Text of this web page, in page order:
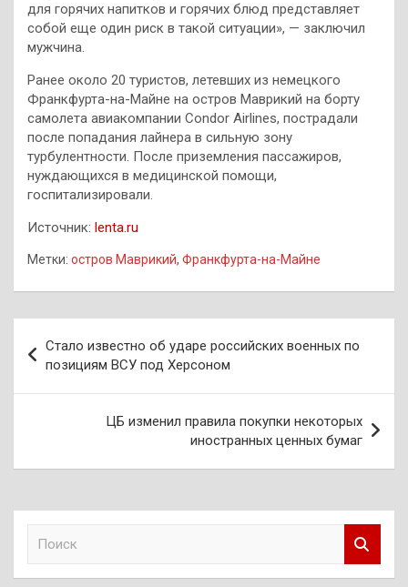
для горячих напитков и горячих блюд представляет
собой еще один риск в такой ситуации», — заключил
мужчина.
Ранее около 20 туристов, летевших из немецкого
Франкфурта-на-Майне на остров Маврикий на борту
самолета авиакомпании Condor Airlines, пострадали
после попадания лайнера в сильную зону
турбулентности. После приземления пассажиров,
нуждающихся в медицинской помощи,
госпитализировали.
Источник: lenta.ru
Метки: остров Маврикий, Франкфурта-на-Майне
по
записям
Стало известно об ударе российских военных по
позициям ВСУ под Херсоном
ЦБ изменил правила покупки некоторых
иностранных ценных бумаг